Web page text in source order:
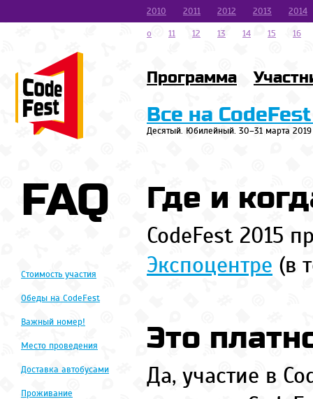
2010 2011 2012 2013
2014
o
11 12 13 14 15 16
Программа
Все на
Десятый. Юбилейный. 30–31 марта 2019
FAQ
Стоимость участия
Обеды на CodeFest
Важный номер!
Место проведения
Доставка автобусами
Проживание
Где и
CodeFest 2015
Экспоцентре (в
Это
Да, участие в